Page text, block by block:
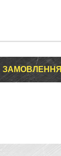
ЗАМОВЛЕННЯ